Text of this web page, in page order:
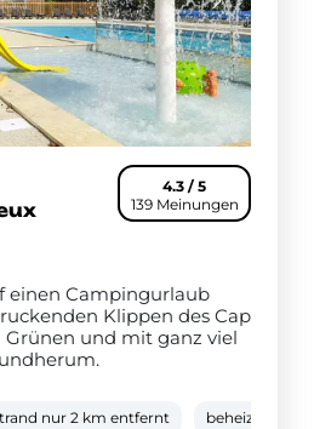
4.3 / 5
139 Meinungen
einen Campingurlaub
Klippen des Cap
Grünen und mit ganz viel
nur 2 km entfernt beheizter